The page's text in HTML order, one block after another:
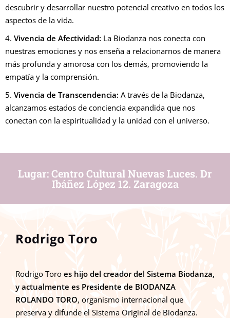
descubrir y desarrollar nuestro potencial creativo en todos los
aspectos de la vida.
4. Vivencia de Afectividad: La Biodanza nos conecta con
nuestras emociones y nos enseña a relacionarnos de manera
más profunda y amorosa con los demás, promoviendo la
empatía y la comprensión.
5. Vivencia de Transcendencia: A través de la Biodanza,
alcanzamos estados de conciencia expandida que nos
conectan con la espiritualidad y la unidad con el universo.
Lugar: Centro Cultural Nuevas Luces. Dr
Ibáñez López 12. Zaragoza
Rodrigo Toro
Rodrigo Toro es hijo del creador del Sistema Biodanza,
y actualmente es Presidente de BIODANZA
ROLANDO TORO, organismo internacional que
preserva y difunde el Sistema Original de Biodanza.